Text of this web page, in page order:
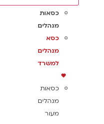
כסאות
מנהלים
כסא
מנהלים
למשרד
כסאות
מנהלים
מעור